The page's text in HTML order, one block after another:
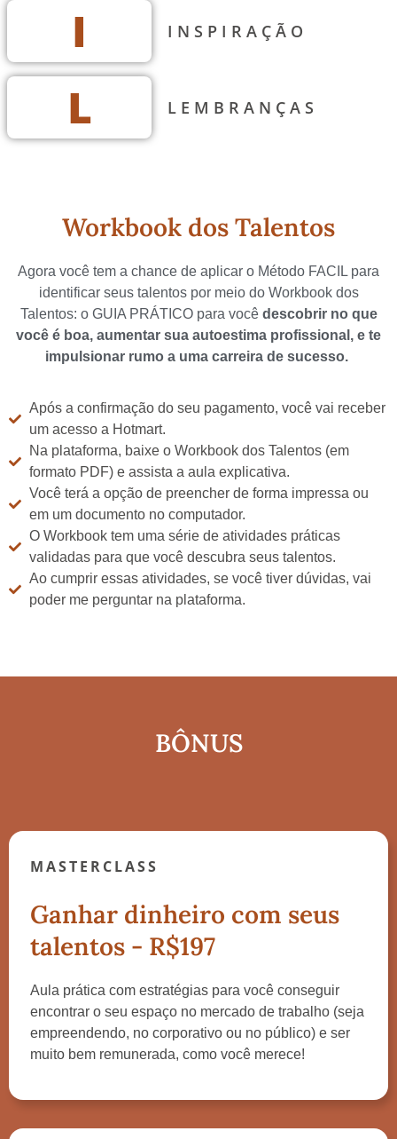
I INSPIRAÇÃO
L LEMBRANÇAS
Workbook dos Talentos
Agora você tem a chance de aplicar o Método FACIL para
identificar seus talentos por meio do Workbook dos
Talentos: o GUIA PRÁTICO para você descobrir no que
você é boa, aumentar sua autoestima profissional, e te
impulsionar rumo a uma carreira de sucesso.
Após a confirmação do seu pagamento, você vai receber
um acesso a Hotmart.
Na plataforma, baixe o Workbook dos Talentos (em
formato PDF) e assista a aula explicativa.
Você terá a opção de preencher de forma impressa ou
em um documento no computador.
O Workbook tem uma série de atividades práticas
validadas para que você descubra seus talentos.
Ao cumprir essas atividades, se você tiver dúvidas, vai
poder me perguntar na plataforma.
BÔNUS
MASTERCLASS
Ganhar dinheiro com seus
talentos - R$197
Aula prática com estratégias para você conseguir
encontrar o seu espaço no mercado de trabalho (seja
empreendendo, no corporativo ou no público) e ser
muito bem remunerada, como você merece!